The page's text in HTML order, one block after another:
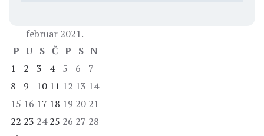
februar 2021.
P U S Č P S N
1
2 3 4 5 6
7
8
9 10 11 12 13 14
15 16 17 18 19 20 21
22 23 24 25 26 27 28